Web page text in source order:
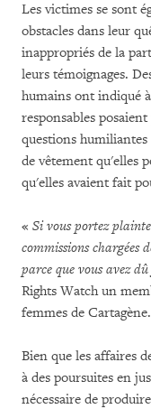
Les victimes se sont
obstacles dans leur
inappropriés de la
leurs témoignages.
humains ont indiqué
responsables
questions humiliantes
de vêtement qu'elles
qu'elles avaient fait
« Si vous portez
commissions chargées
parce que vous avez
Rights Watch un
femmes de Cartagène.
Bien que les affaires
à des poursuites en
nécessaire de